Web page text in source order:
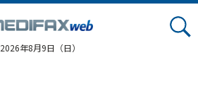
2026年8月9日（日）